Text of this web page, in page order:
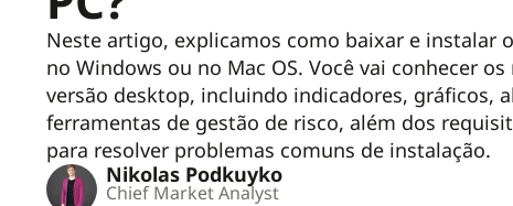
Neste artigo, explicamos como baixar e instalar
no Windows ou no Mac OS. Você vai conhecer
versão desktop, incluindo indicadores, gráficos,
ferramentas de gestão de risco, além dos
para resolver problemas comuns de instalação.
Nikolas Podkuyko
Chief Market Analyst